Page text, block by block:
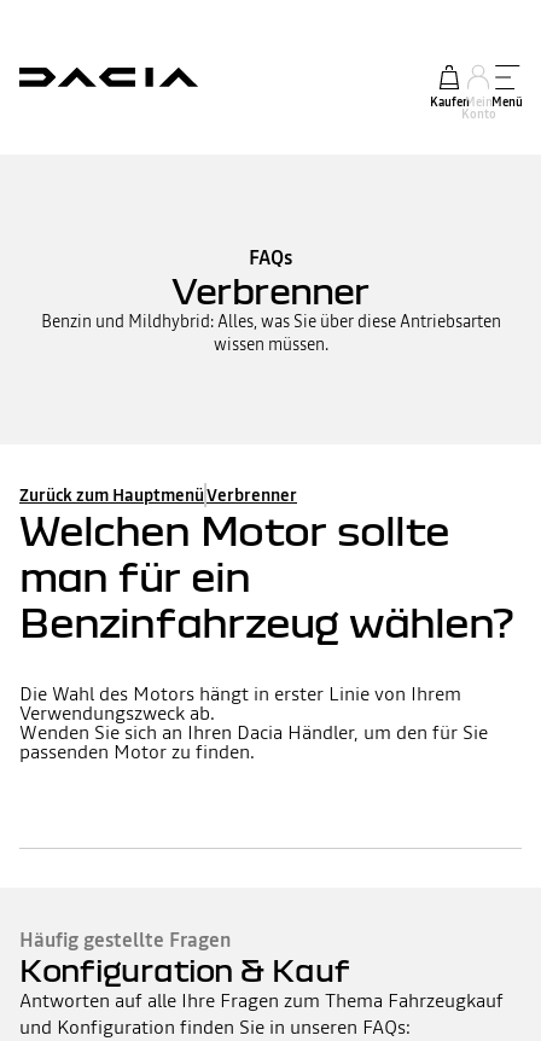
KaufenMein
Konto
Menü
FAQs
Verbrenner
Benzin und Mildhybrid: Alles, was Sie über diese Antriebsarten
wissen müssen.
Zurück zum HauptmenüVerbrenner
Welchen Motor sollte
man für ein
Benzinfahrzeug wählen?
Die Wahl des Motors hängt in erster Linie von Ihrem
Verwendungszweck ab.
Wenden Sie sich an Ihren Dacia Händler, um den für Sie
passenden Motor zu finden.
Häufig gestellte Fragen
Konfiguration & Kauf
Antworten auf alle Ihre Fragen zum Thema Fahrzeugkauf
und Konfiguration finden Sie in unseren FAQs: